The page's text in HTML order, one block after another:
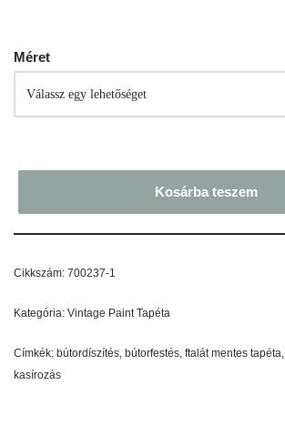
Méret
Kosárba teszem
Cikkszám: 700237-1
Kategória: Vintage Paint Tapéta
Címkék: bútordíszítés, bútorfestés, ftalát mentes tapéta,
kasírozás